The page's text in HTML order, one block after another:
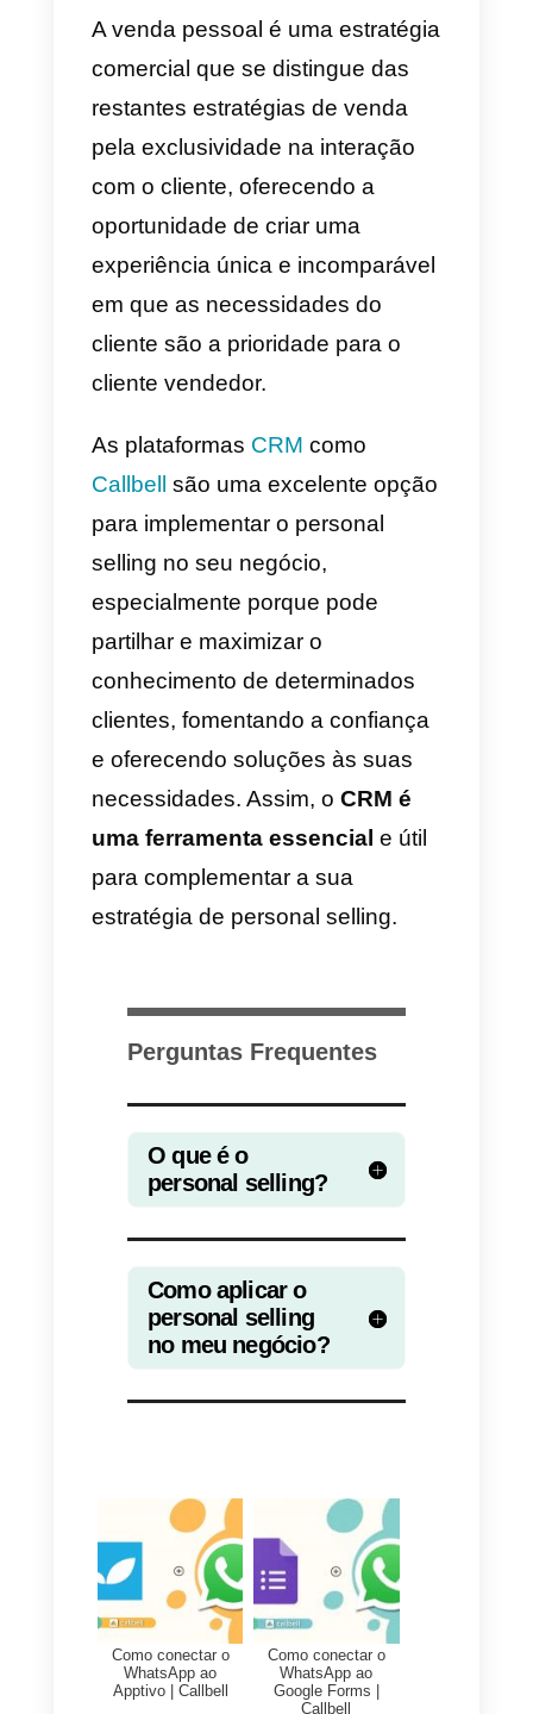
direcionada às suas
necessidades e interesses e
gerando uma experiência de
compra muito mais humana e
eficiente.
Maior fechamento de vendas
Sendo uma estratégia de vendas
onde a prioridade é oferecer
soluções para as necessidades
do consumidor, o interesse do
consumidor aumenta junto com
as oportunidades de gerar um
fechamento.
Além disso, opersonal selling
tem como objetivo interagir com
clientes em potencial, isso
significa que o produto será
predispostas a comprá-lo. Assim,
oportuno e sanar suas dúvidas,
você gerará maior confiança no
cliente e as chances de gerar um
fechamento serão maiores.
Relacionamentos fortes com o
cliente
são generalizadas, gerando um
sentimento de desconfiança
consumidores e vendedores. Em
contrapartida, a venda